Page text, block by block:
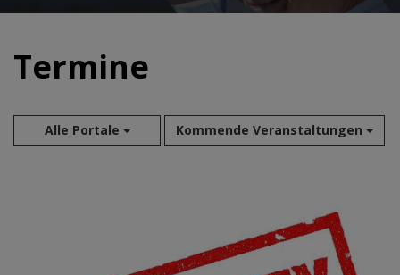
Termine
Alle Portale Kommende Veranstaltungen
Okt 2026
Nov 2026